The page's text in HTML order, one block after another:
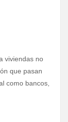
viviendas no
que pasan
como bancos,